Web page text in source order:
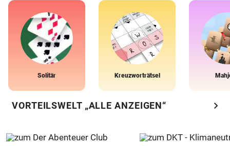
Solitär Kreuzworträtsel
VORTEILSWELT „ALLE ANZEIGEN“ chevron_right